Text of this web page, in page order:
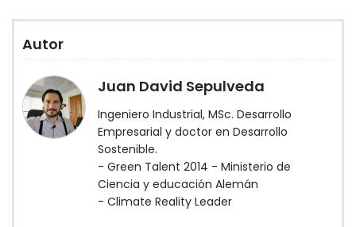
Autor
Juan David Sepulveda
Ingeniero Industrial, MSc. Desarrollo
Empresarial y doctor en Desarrollo
Sostenible.
- Green Talent 2014 - Ministerio de
Ciencia y educación Alemán
- Climate Reality Leader